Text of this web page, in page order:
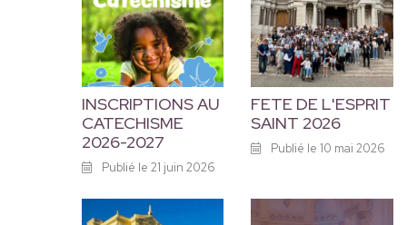
INSCRIPTIONS AU
CATECHISME
2026-2027
Publié le 21 juin 2026
FETE DE L'ESPRIT
SAINT 2026
Publié le 10 mai 2026